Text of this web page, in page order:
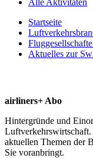
Startseite
Aktuelles zur
airliners+ Abo
Hintergründe und
Luftverkehrswirtschaft.
aktuellen Themen der
Sie voranbringt.